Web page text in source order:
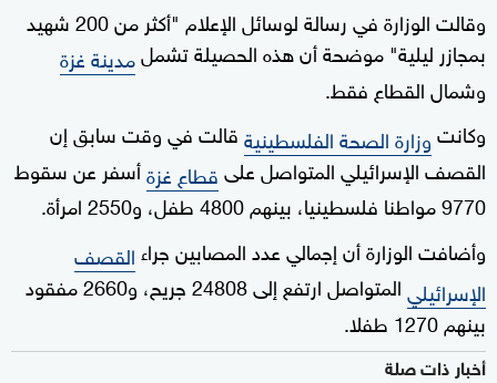
وقالت الوزارة في رسالة لوسائل الإعلام "أكثر من 200 شهيد
بمجازر ليلية" موضحة أن هذه الحصيلة تشملمدينة غزة
وشمال القطاع فقط.
وكانتوزارة الصحة الفلسطينيةقالت في وقت سابق إن
القصف الإسرائيلي المتواصل علىقطاع غزةأسفر عن سقوط
9770 مواطنا فلسطينيا، بينهم 4800 طفل، و2550 امرأة.
وأضافت الوزارة أن إجمالي عدد المصابين جراء القصف
الإسرائيلي
المتواصل ارتفع إلى 24808 جريح، و2660 مفقود
بينهم 1270 طفلا.
أخبار ذات صلة